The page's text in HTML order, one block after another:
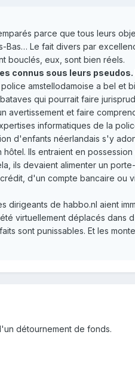
parce que tous leurs
Le fait divers par
bouclés, eux, sont bien réels.
connus sous leurs
amstellodamoise a bel et
qui pourrait faire
avertissement et faire
informatiques de la
d'enfants néerlandais s'y
Ils entraient en
ils devaient alimenter un
d'un compte bancaire ou
dirigeants de habbo.nl aient
virtuellement déplacés dans
sont punissables. Et les
détournement de fonds.